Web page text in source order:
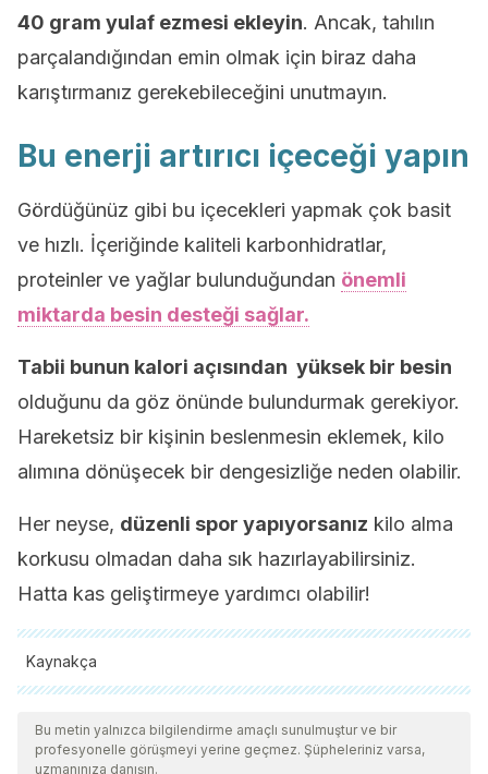
40 gram yulaf ezmesi ekleyin. Ancak, tahılın
parçalandığından emin olmak için biraz daha
karıştırmanız gerekebileceğini unutmayın.
Bu enerji artırıcı içeceği yapın
Gördüğünüz gibi bu içecekleri yapmak çok basit
ve hızlı. İçeriğinde kaliteli karbonhidratlar,
proteinler ve yağlar bulunduğundan önemli
miktarda besin desteği sağlar.
Tabii bunun kalori açısından yüksek bir besin
olduğunu da göz önünde bulundurmak gerekiyor.
Hareketsiz bir kişinin beslenmesin eklemek, kilo
alımına dönüşecek bir dengesizliğe neden olabilir.
Her neyse, düzenli spor yapıyorsanız kilo alma
korkusu olmadan daha sık hazırlayabilirsiniz.
Hatta kas geliştirmeye yardımcı olabilir!
Kaynakça
Tüm alıntı yapılan kaynaklar, kalitelerini, güvenilirliklerini,
güncelliklerini ve geçerliliklerini sağlamak için ekibimiz
tarafından derinlemesine incelendi. Bu makalenin bibliyografisi
Bu metin yalnızca bilgilendirme amaçlı sunulmuştur ve bir
profesyonelle görüşmeyi yerine geçmez. Şüpheleriniz varsa,
uzmanınıza danışın.